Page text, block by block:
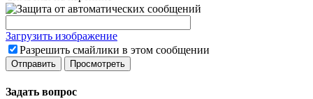
Загрузить изображение
Разрешить смайлики в этом сообщении
Задать вопрос